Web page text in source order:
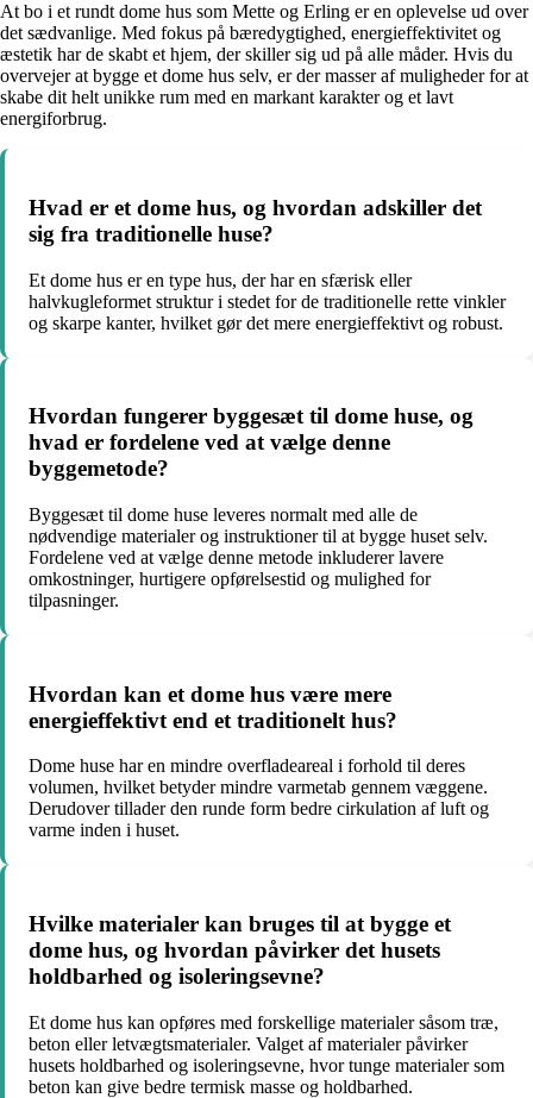
At bo i et rundt dome hus som Mette og Erling er en oplevelse ud over
det sædvanlige. Med fokus på bæredygtighed, energieffektivitet og
æstetik har de skabt et hjem, der skiller sig ud på alle måder. Hvis du
overvejer at bygge et dome hus selv, er der masser af muligheder for at
skabe dit helt unikke rum med en markant karakter og et lavt
energiforbrug.
Hvad er et dome hus, og hvordan adskiller det
sig fra traditionelle huse?
Et dome hus er en type hus, der har en sfærisk eller
halvkugleformet struktur i stedet for de traditionelle rette vinkler
og skarpe kanter, hvilket gør det mere energieffektivt og robust.
Hvordan fungerer byggesæt til dome huse, og
hvad er fordelene ved at vælge denne
byggemetode?
Byggesæt til dome huse leveres normalt med alle de
nødvendige materialer og instruktioner til at bygge huset selv.
Fordelene ved at vælge denne metode inkluderer lavere
omkostninger, hurtigere opførelsestid og mulighed for
tilpasninger.
Hvordan kan et dome hus være mere
energieffektivt end et traditionelt hus?
Dome huse har en mindre overfladeareal i forhold til deres
volumen, hvilket betyder mindre varmetab gennem væggene.
Derudover tillader den runde form bedre cirkulation af luft og
varme inden i huset.
Hvilke materialer kan bruges til at bygge et
dome hus, og hvordan påvirker det husets
holdbarhed og isoleringsevne?
Et dome hus kan opføres med forskellige materialer såsom træ,
beton eller letvægtsmaterialer. Valget af materialer påvirker
husets holdbarhed og isoleringsevne, hvor tunge materialer som
beton kan give bedre termisk masse og holdbarhed.